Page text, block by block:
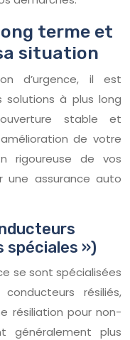
terme et
situation
d’urgence, il est
à plus long
stable et
de votre
rigoureuse de vos
une assurance auto
spéciales »)
se sont spécialisées
résiliés,
résiliation pour non-
généralement plus